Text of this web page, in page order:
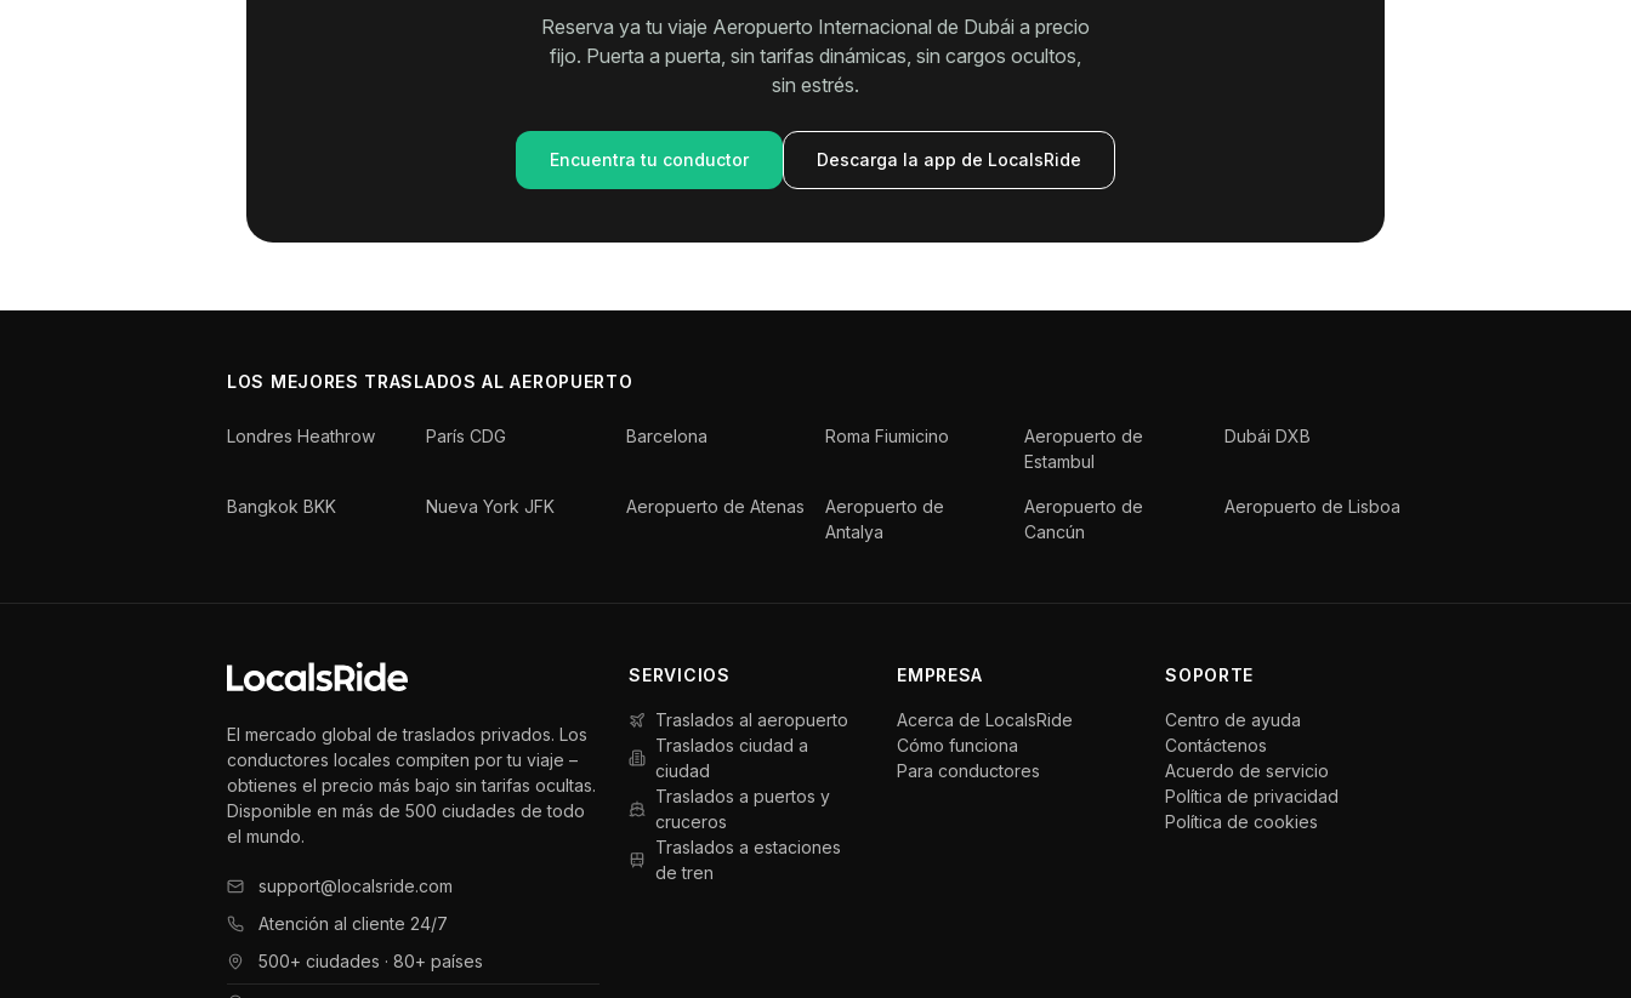
Reserva ya tu viaje Aeropuerto Internacional de Dubái a precio
fijo. Puerta a puerta, sin tarifas dinámicas, sin cargos ocultos,
sin estrés.
Encuentra tu conductor Descarga la app de LocalsRide
LOS MEJORES TRASLADOS AL AEROPUERTO
Londres Heathrow París CDG Barcelona Roma Fiumicino
Aeropuerto de
Estambul
Dubái DXB
Bangkok BKK Nueva York JFK Aeropuerto de Atenas
Aeropuerto de
Antalya
Aeropuerto de
Cancún
Aeropuerto de Lisboa
El mercado global de traslados privados. Los
conductores locales compiten por tu viaje –
obtienes el precio más bajo sin tarifas ocultas.
Disponible en más de 500 ciudades de todo
el mundo.
support@localsride.com
Atención al cliente 24/7
500+ ciudades · 80+ países
SERVICIOS
Traslados al aeropuerto
Traslados ciudad a
ciudad
Traslados a puertos y
cruceros
Traslados a estaciones
de tren
EMPRESA
Acerca de LocalsRide
Cómo funciona
Para conductores
SOPORTE
Centro de ayuda
Contáctenos
Acuerdo de servicio
Política de privacidad
Política de cookies